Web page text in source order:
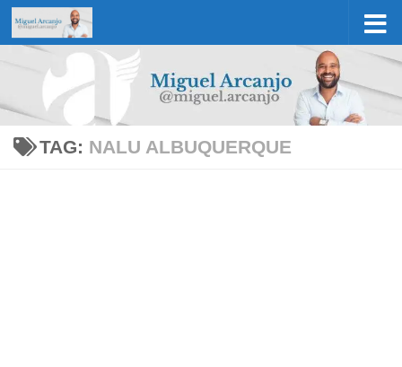
Skip to content
TAG: NALU ALBUQUERQUE